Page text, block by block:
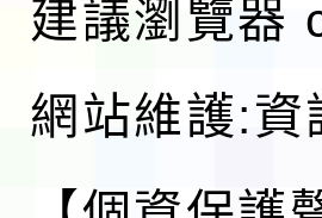
建議瀏覽器
網站維護:資